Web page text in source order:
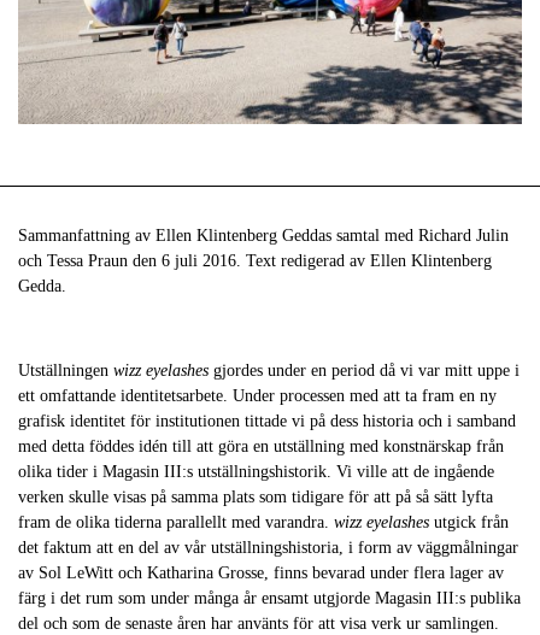
Sammanfattning av Ellen Klintenberg Geddas samtal med Richard Julin
och Tessa Praun den 6 juli 2016. Text redigerad av Ellen Klintenberg
Gedda.
Utställningen wizz eyelashes gjordes under en period då vi var mitt uppe i
ett omfattande identitetsarbete. Under processen med att ta fram en ny
grafisk identitet för institutionen tittade vi på dess historia och i samband
med detta föddes idén till att göra en utställning med konstnärskap från
olika tider i Magasin III:s utställningshistorik. Vi ville att de ingående
verken skulle visas på samma plats som tidigare för att på så sätt lyfta
fram de olika tiderna parallellt med varandra. wizz eyelashes utgick från
det faktum att en del av vår utställningshistoria, i form av väggmålningar
av Sol LeWitt och Katharina Grosse, finns bevarad under flera lager av
färg i det rum som under många år ensamt utgjorde Magasin III:s publika
del och som de senaste åren har använts för att visa verk ur samlingen.